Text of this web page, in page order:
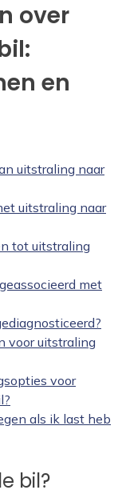
over
en
uitstraling naar
uitstraling naar
tot uitstraling
met
voor uitstraling
voor
als ik last heb
bil?